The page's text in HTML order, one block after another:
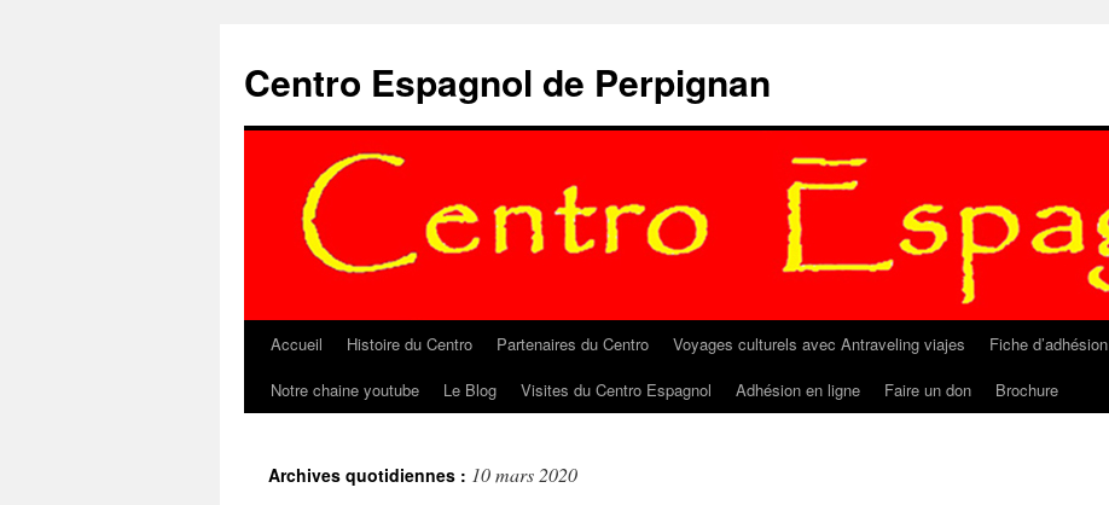
contenu
Centro Espagnol de Perpignan
Accueil Histoire du Centro Partenaires du Centro Voyages culturels avec Antraveling viajes Fiche d’adhésion
Notre chaine youtube
Le Blog Visites du Centro Espagnol Adhésion en ligne Faire un don Brochure
Archives quotidiennes : 10 mars 2020